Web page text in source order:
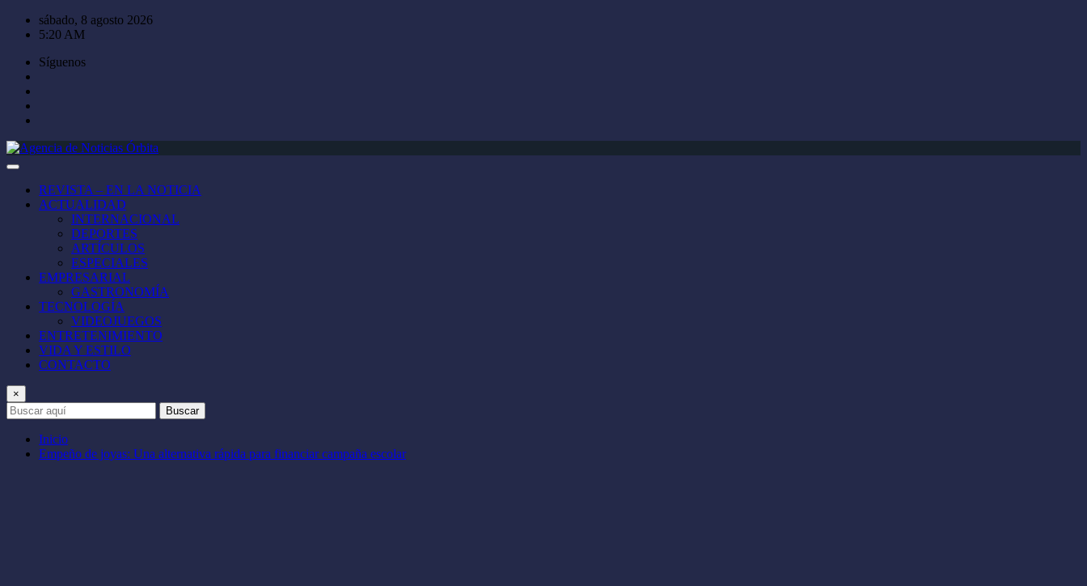
Saltar
sábado, 8 agosto 2026
5:20 AM
Síguenos
REVISTA – EN LA NOTICIA
ACTUALIDAD
INTERNACIONAL
DEPORTES
ARTÍCULOS
ESPECIALES
EMPRESARIAL
GASTRONOMÍA
TECNOLOGÍA
VIDEOJUEGOS
ENTRETENIMIENTO
VIDA Y ESTILO
CONTACTO
×
Buscar
Inicio
Empeño de joyas: Una alternativa rápida para financiar campaña escolar